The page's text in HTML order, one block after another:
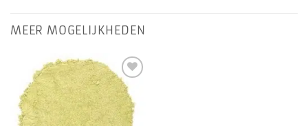
MEER MOGELIJKHEDEN
Toevoegen
aan
favorieten